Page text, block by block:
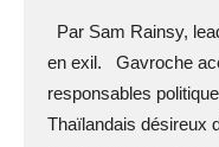
Par Sam Rainsy,
en exil. Gavroche
responsables
Thaïlandais désireux